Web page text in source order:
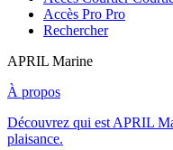
Accès Pro Pro
Rechercher
APRIL Marine
À propos
Découvrez qui est APRIL
plaisance.